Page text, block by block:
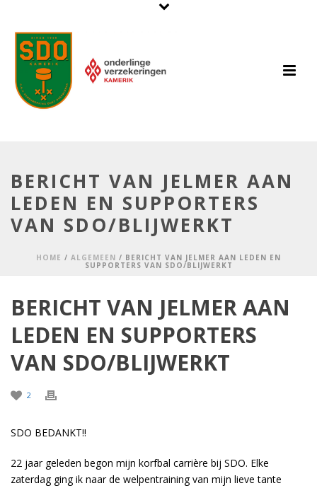
BERICHT VAN JELMER AAN
LEDEN EN SUPPORTERS
VAN SDO/BLIJWERKT
HOME / ALGEMEEN / BERICHT VAN JELMER AAN LEDEN EN
SUPPORTERS VAN SDO/BLIJWERKT
BERICHT VAN JELMER AAN
LEDEN EN SUPPORTERS
VAN SDO/BLIJWERKT
2
SDO BEDANKT!!
22 jaar geleden begon mijn korfbal carrière bij SDO. Elke
zaterdag ging ik naar de welpentraining van mijn lieve tante